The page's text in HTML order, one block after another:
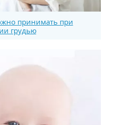
принимать при
грудью